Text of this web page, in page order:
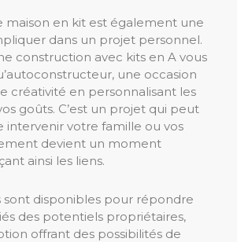
maison en kit est également une
dans un projet personnel.
construction avec kits en A vous
une occasion
créativité en personnalisant les
goûts. C’est un projet qui peut
intervenir votre famille ou vos
devient un moment
ainsi les liens.
sont disponibles pour répondre
des potentiels propriétaires,
offrant des possibilités de